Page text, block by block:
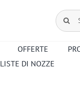
Cerca
per:
Baccarat
OFFERTE
Creed
LISTE DI NOZZE